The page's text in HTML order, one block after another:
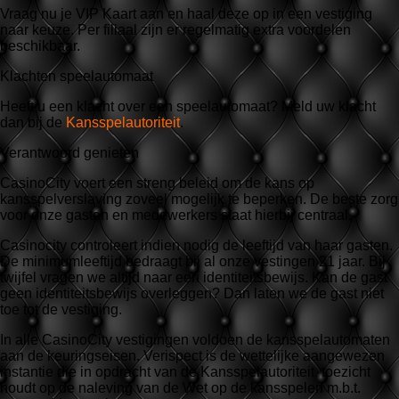
Vraag nu je VIP Kaart aan en haal deze op in een vestiging
naar keuze. Per filiaal zijn er regelmatig extra voordelen
beschikbaar.
Klachten speelautomaat
Heeft u een klacht over een speelautomaat? Meld uw klacht
dan bij de Kansspelautoriteit.
Verantwoord genieten
CasinoCity voert een streng beleid om de kans op
kansspelverslaving zoveel mogelijk te beperken. De beste zorg
voor onze gasten en medewerkers staat hierbij centraal.
Casinocity controleert indien nodig de leeftijd van haar gasten.
De minimumleeftijd bedraagt bij al onze vestingen 21 jaar. Bij
twijfel vragen we altijd naar een identiteitsbewijs. Kan de gast
geen identiteitsbewijs overleggen? Dan laten we de gast niet
toe tot de vestiging.
In alle CasinoCity vestigingen voldoen de kansspelautomaten
aan de keuringseisen. Verispect is de wettelijke aangewezen
instantie die in opdracht van de Kansspelautoriteit toezicht
houdt op de naleving van de Wet op de kansspelen m.b.t.